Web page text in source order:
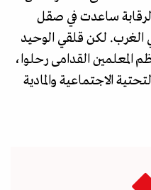
ساعدت في صقل
الغرب. لكن قلقي الوحيد
المعلمين القدامى رحلوا،
الاجتماعية والمادية